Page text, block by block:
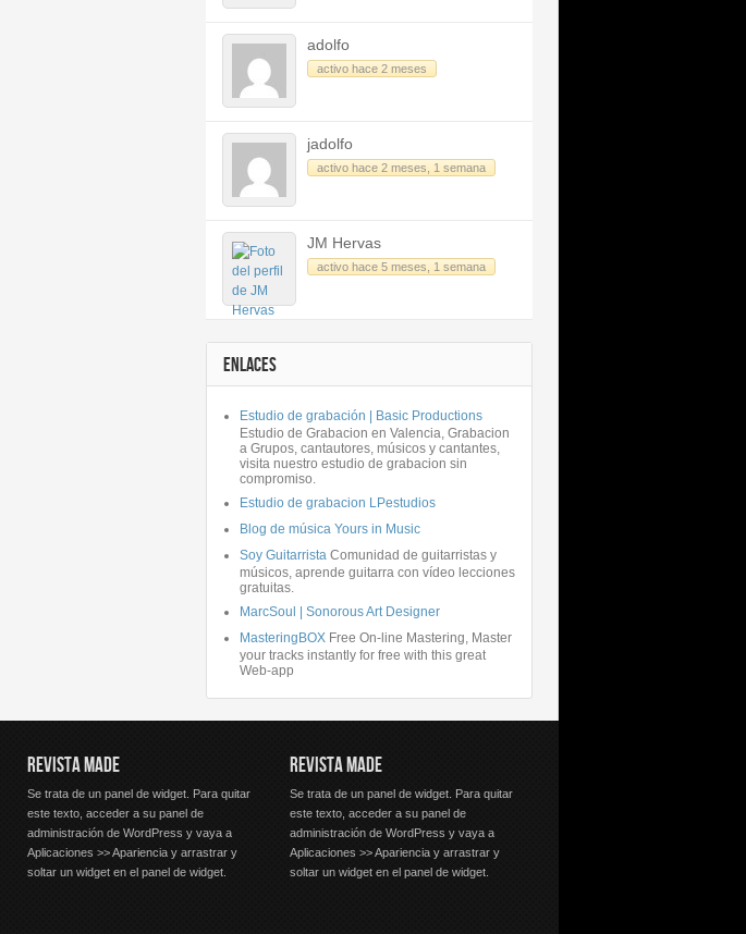
adolfo
activo hace 2 meses
jadolfo
activo hace 2 meses, 1 semana
JM Hervas
activo hace 5 meses, 1 semana
ENLACES
Estudio de grabación | Basic Productions
Estudio de Grabacion en Valencia, Grabacion
a Grupos, cantautores, músicos y cantantes,
visita nuestro estudio de grabacion sin
compromiso.
Estudio de grabacion LPestudios
Blog de música Yours in Music
Soy Guitarrista Comunidad de guitarristas y
músicos, aprende guitarra con vídeo lecciones
gratuitas.
MarcSoul | Sonorous Art Designer
MasteringBOX Free On-line Mastering, Master
your tracks instantly for free with this great
Web-app
REVISTA MADE
Se trata de un panel de widget. Para quitar
este texto, acceder a su panel de
administración de WordPress y vaya a
Aplicaciones >> Apariencia y arrastrar y
soltar un widget en el panel de widget.
REVISTA MADE
Se trata de un panel de widget. Para quitar
este texto, acceder a su panel de
administración de WordPress y vaya a
Aplicaciones >> Apariencia y arrastrar y
soltar un widget en el panel de widget.